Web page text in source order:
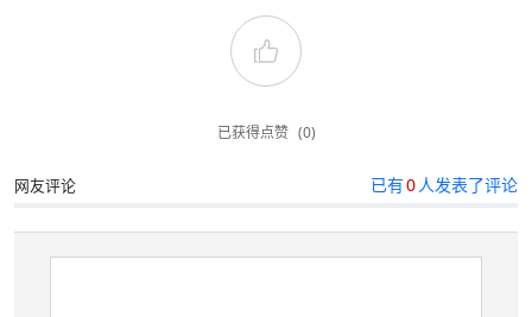
已获得点赞 (0)
网友评论 已有0人发表了评论